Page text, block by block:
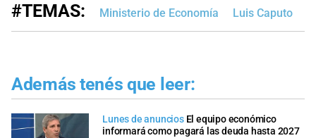
#TEMAS: Ministerio de Economía Luis Caputo
Además tenés que leer:
Lunes de anuncios El equipo económico
informará como pagará las deuda hasta 2027